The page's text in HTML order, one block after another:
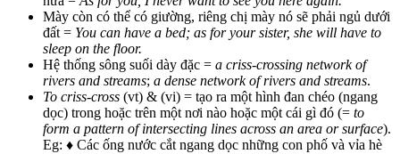
Mày còn có thể có giường, riêng chị mày nó sẽ phải ngủ dưới
đất = You can have a bed; as for your sister, she will have to
sleep on the floor.
Hệ thống sông suối dày đặc = a criss-crossing network of
rivers and streams; a dense network of rivers and streams.
To criss-cross (vt) & (vi) = tạo ra một hình đan chéo (ngang
dọc) trong hoặc trên một nơi nào hoặc một cái gì đó (= to
form a pattern of intersecting lines across an area or surface).
Eg: ♦ Các ống nước cắt ngang dọc những con phố và vỉa hè